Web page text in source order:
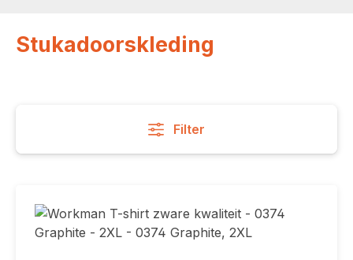
Stukadoorskleding
Filter